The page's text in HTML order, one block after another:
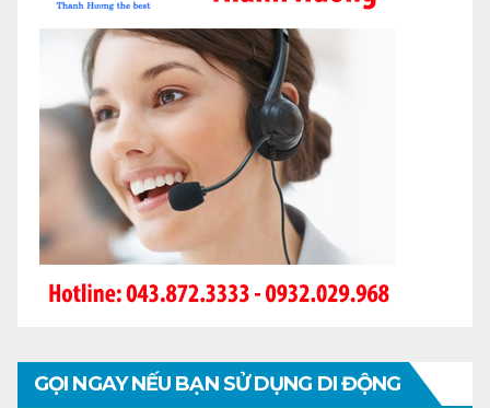
GỌI NGAY NẾU BẠN SỬ DỤNG DI ĐỘNG